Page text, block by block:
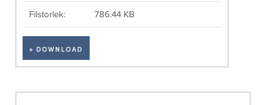
Filstorlek: 786.44 KB
» DOWNLOAD